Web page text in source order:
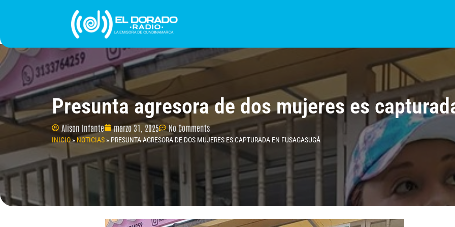
INICIO PROGRAMACIÓN ¿QUIÉNES SOMOS? NOTICIAS COLOMBIA PROVINCIAS
Presunta agresora de dos mujeres es
Alison Infante marzo 31, 2025 No Comments
INICIO» NOTICIAS » PRESUNTA AGRESORA DE DOS MUJERES ES CAPTURADA EN FUSAGASUGÁ